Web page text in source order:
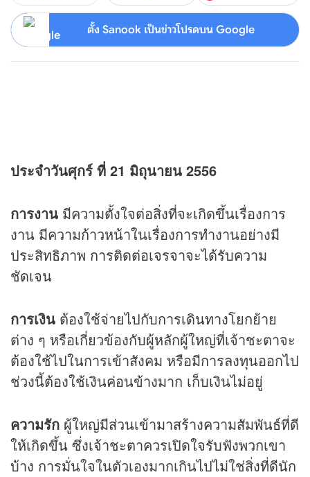
ตั้ง Sanook เป็นข่าวโปรดบน Google
ประจำวันศุกร์ ที่ 21 มิถุนายน 2556
การงาน มีความตั้งใจต่อสิ่งที่จะเกิดขึ้นเรื่องการ
งาน มีความก้าวหน้าในเรื่องการทำงานอย่างมี
ประสิทธิภาพ การติดต่อเจรจาจะได้รับความ
ชัดเจน
การเงิน ต้องใช้จ่ายไปกับการเดินทางโยกย้าย
ต่าง ๆ หรือเกี่ยวข้องกับผู้หลักผู้ใหญ่ที่เจ้าชะตาจะ
ต้องใช้ไปในการเข้าสังคม หรือมีการลงทุนออกไป
ช่วงนี้ต้องใช้เงินค่อนข้างมาก เก็บเงินไม่อยู่
ความรัก ผู้ใหญ่มีส่วนเข้ามาสร้างความสัมพันธ์ที่ดี
ให้เกิดขึ้น ซึ่งเจ้าชะตาควรเปิดใจรับฟังพวกเขา
บ้าง การมั่นใจในตัวเองมากเกินไปไม่ใช่สิ่งที่ดีนัก